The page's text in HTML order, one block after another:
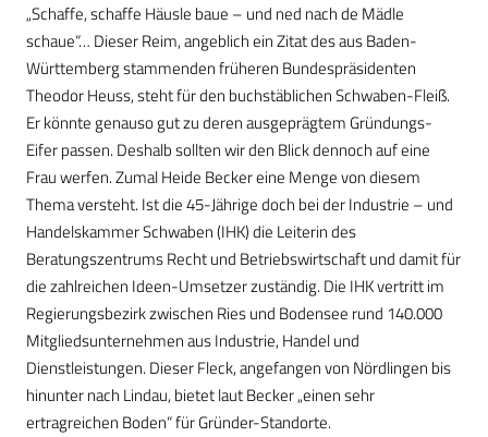
„Schaffe, schaffe Häusle baue – und ned nach de Mädle
schaue“… Dieser Reim, angeblich ein Zitat des aus Baden-
Württemberg stammenden früheren Bundespräsidenten
Theodor Heuss, steht für den buchstäblichen Schwaben-Fleiß.
Er könnte genauso gut zu deren ausgeprägtem Gründungs-
Eifer passen. Deshalb sollten wir den Blick dennoch auf eine
Frau werfen. Zumal Heide Becker eine Menge von diesem
Thema versteht. Ist die 45-Jährige doch bei der Industrie – und
Handelskammer Schwaben (IHK) die Leiterin des
Beratungszentrums Recht und Betriebswirtschaft und damit für
die zahlreichen Ideen-Umsetzer zuständig. Die IHK vertritt im
Regierungsbezirk zwischen Ries und Bodensee rund 140.000
Mitgliedsunternehmen aus Industrie, Handel und
Dienstleistungen. Dieser Fleck, angefangen von Nördlingen bis
hinunter nach Lindau, bietet laut Becker „einen sehr
ertragreichen Boden“ für Gründer-Standorte.